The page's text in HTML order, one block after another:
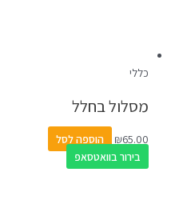
כללי
מסלול בחלל
₪65.00
הוספה לסל
בירור בוואטסאפ